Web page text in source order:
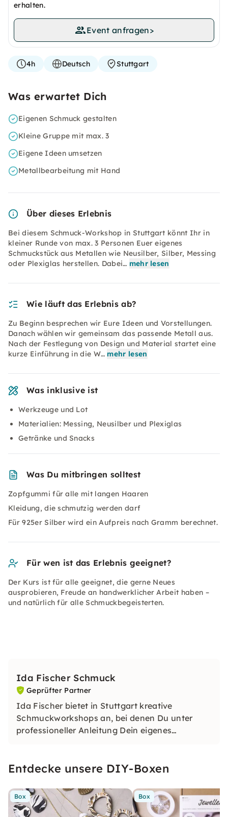
erhalten.
Event anfragen>
4h Deutsch Stuttgart
Was erwartet Dich
Eigenen Schmuck gestalten
Kleine Gruppe mit max. 3
Eigene Ideen umsetzen
Metallbearbeitung mit Hand
Über dieses Erlebnis
Bei diesem Schmuck-Workshop in Stuttgart könnt Ihr in
kleiner Runde von max. 3 Personen Euer eigenes
Schmuckstück aus Metallen wie Neusilber, Silber, Messing
oder Plexiglas herstellen. Dabei… mehr lesen
Wie läuft das Erlebnis ab?
Zu Beginn besprechen wir Eure Ideen und Vorstellungen.
Danach wählen wir gemeinsam das passende Metall aus.
Nach der Festlegung von Design und Material startet eine
kurze Einführung in die W… mehr lesen
Was inklusive ist
Werkzeuge und Lot
Materialien: Messing, Neusilber und Plexiglas
Getränke und Snacks
Was Du mitbringen solltest
Zopfgummi für alle mit langen Haaren
Kleidung, die schmutzig werden darf
Für 925er Silber wird ein Aufpreis nach Gramm berechnet.
Für wen ist das Erlebnis geeignet?
Der Kurs ist für alle geeignet, die gerne Neues
ausprobieren, Freude an handwerklicher Arbeit haben –
und natürlich für alle Schmuckbegeisterten.
Ida Fischer Schmuck
Geprüfter Partner
Ida Fischer bietet in Stuttgart kreative
Schmuckworkshops an, bei denen Du unter
professioneller Anleitung Dein eigenes
nachhaltige Materialien und ein persönliches
Entdecke unsere DIY-Boxen
Box Box